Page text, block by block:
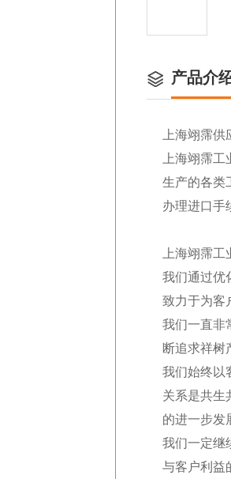
产品介
上海翊霈供
上海翊霈
生产的各类
办理进口手
上海翊霈
我们通过优
致力于为客
我们一直非
断追求祥树
我们始终以
关系是共生
的进一步发
我们一定继
与客户利益